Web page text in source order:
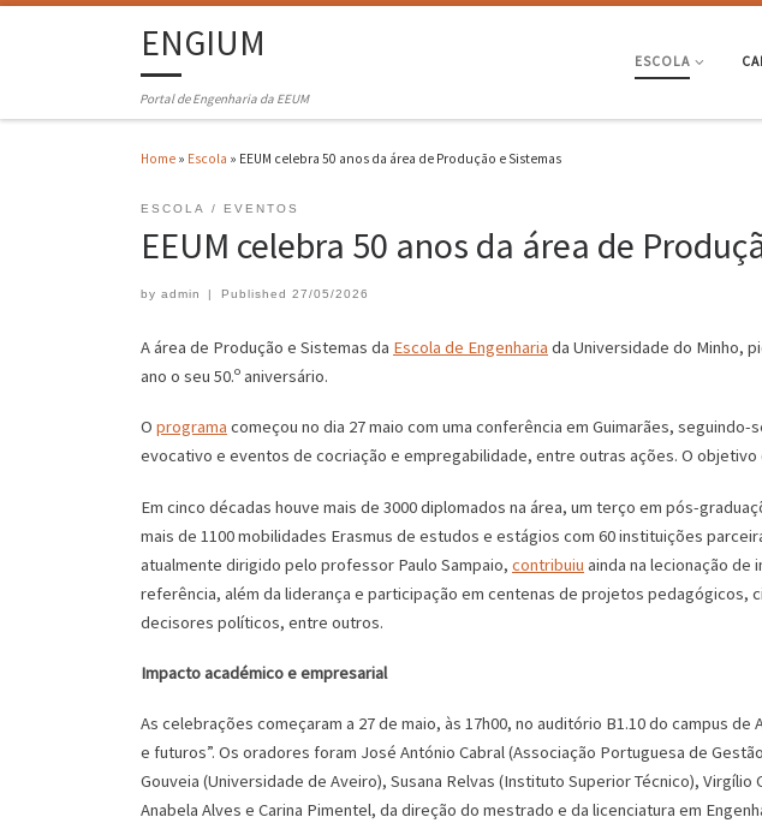
ENGIUM
Portal de Engenharia da EEUM
ESCOLA
Home » Escola » EEUM celebra 50 anos da área de Produção e Sistemas
ESCOLA EVENTOS
EEUM celebra 50 anos da área de
by admin | Published 27/05/2026
A área de Produção e Sistemas da Escola de Engenharia da Universidade do Minho,
ano o seu 50.º aniversário.
O programa começou no dia 27 maio com uma conferência em Guimarães,
evocativo e eventos de cocriação e empregabilidade, entre outras ações. O
Em cinco décadas houve mais de 3000 diplomados na área, um terço em pós-
mais de 1100 mobilidades Erasmus de estudos e estágios com 60 instituições
atualmente dirigido pelo professor Paulo Sampaio, contribuiu ainda na lecionação de
referência, além da liderança e participação em centenas de projetos pedagógicos,
decisores políticos, entre outros.
Impacto académico e empresarial
As celebrações começaram a 27 de maio, às 17h00, no auditório B1.10 do campus
e futuros”. Os oradores foram José António Cabral (Associação Portuguesa de
Gouveia (Universidade de Aveiro), Susana Relvas (Instituto Superior Técnico),
Anabela Alves e Carina Pimentel, da direção do mestrado e da licenciatura em